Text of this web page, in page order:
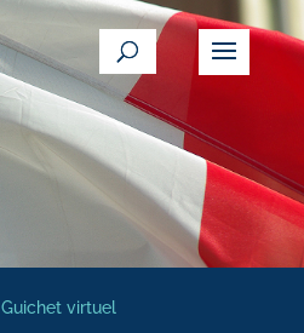
Guichet virtuel